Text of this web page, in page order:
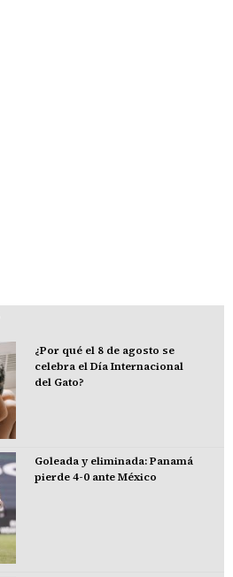
¿Por qué el 8 de agosto se
celebra el Día Internacional
del Gato?
Goleada y eliminada: Panamá
pierde 4-0 ante México